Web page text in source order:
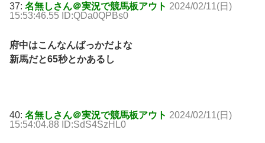
37: 名無しさん＠実況で競馬板アウト 2024/02/11(日)
15:53:46.55 ID:QDa0QPBs0
府中はこんなんばっかだよな
新馬だと65秒とかあるし
40: 名無しさん＠実況で競馬板アウト 2024/02/11(日)
15:54:04.88 ID:SdS4SzHL0